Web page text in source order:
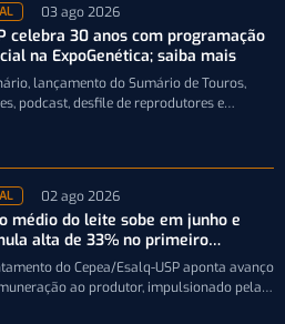
03 ago 2026
celebra 30 anos com programação
na ExpoGenética; saiba mais
lançamento do Sumário de Touros,
podcast, desfile de reprodutores e
02 ago 2026
médio do leite sobe em junho e
alta de 33% no primeiro
do Cepea/Esalq-USP aponta avanço
ao produtor, impulsionado pela